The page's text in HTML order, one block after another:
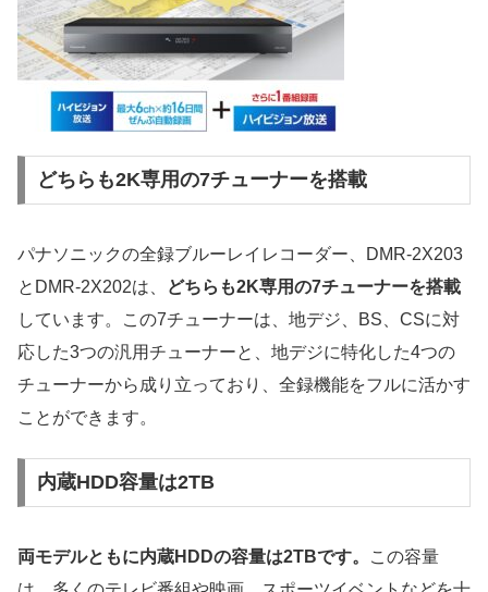
どちらも2K専用の7チューナーを搭載
パナソニックの全録ブルーレイレコーダー、DMR-2X203
とDMR-2X202は、
どちらも2K専用の7チューナーを搭載
しています。この7チューナーは、地デジ、BS、CSに対
応した3つの汎用チューナーと、地デジに特化した4つの
チューナーから成り立っており、全録機能をフルに活かす
ことができます。
内蔵HDD容量は2TB
両モデルともに内蔵HDDの容量は2TBです。
この容量